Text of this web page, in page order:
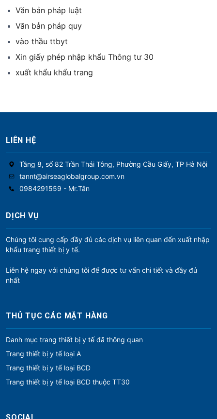
Văn bản pháp luật
Văn bản pháp quy
vào thầu ttbyt
Xin giấy phép nhập khẩu Thông tư 30
xuất khẩu khẩu trang
LIÊN HỆ
Tầng 8, số 82 Trần Thái Tông, Phường Cầu Giấy, TP Hà Nội
tannt@airseaglobalgroup.com.vn
0984291559 - Mr.Tân
DỊCH VỤ
Chúng tôi cung cấp đầy đủ các dịch vụ liên quan đến xuất nhập
khẩu trang thiết bị y tế.
Liên hệ ngay với chúng tôi để được tư vấn chi tiết và đầy đủ
nhất
THỦ TỤC CÁC MẶT HÀNG
Danh mục trang thiết bị y tế đã thông quan
Trang thiết bị y tế loại A
Trang thiết bị y tế loại BCD
Trang thiết bị y tế loại BCD thuộc TT30